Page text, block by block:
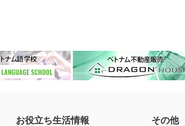
お役立ち生活情報 その他